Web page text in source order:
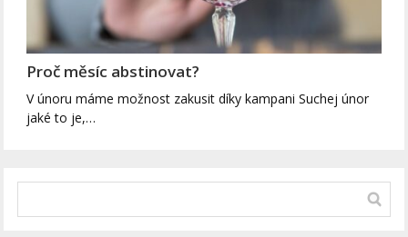
Proč měsíc abstinovat?
V únoru máme možnost zakusit díky kampani Suchej únor
jaké to je,…